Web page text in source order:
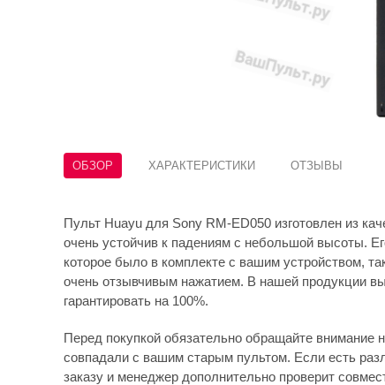
ОБЗОР ХАРАКТЕРИСТИКИ ОТЗЫВЫ
Пульт Huayu для Sony RM-ED050 изготовлен из
очень устойчив к падениям с небольшой высоты.
которое было в комплекте с вашим устройством,
очень отзывчивым нажатием. В нашей продукции
гарантировать на 100%.
Перед покупкой обязательно обращайте внимание
совпадали с вашим старым пультом. Если есть
заказу и менеджер дополнительно проверит